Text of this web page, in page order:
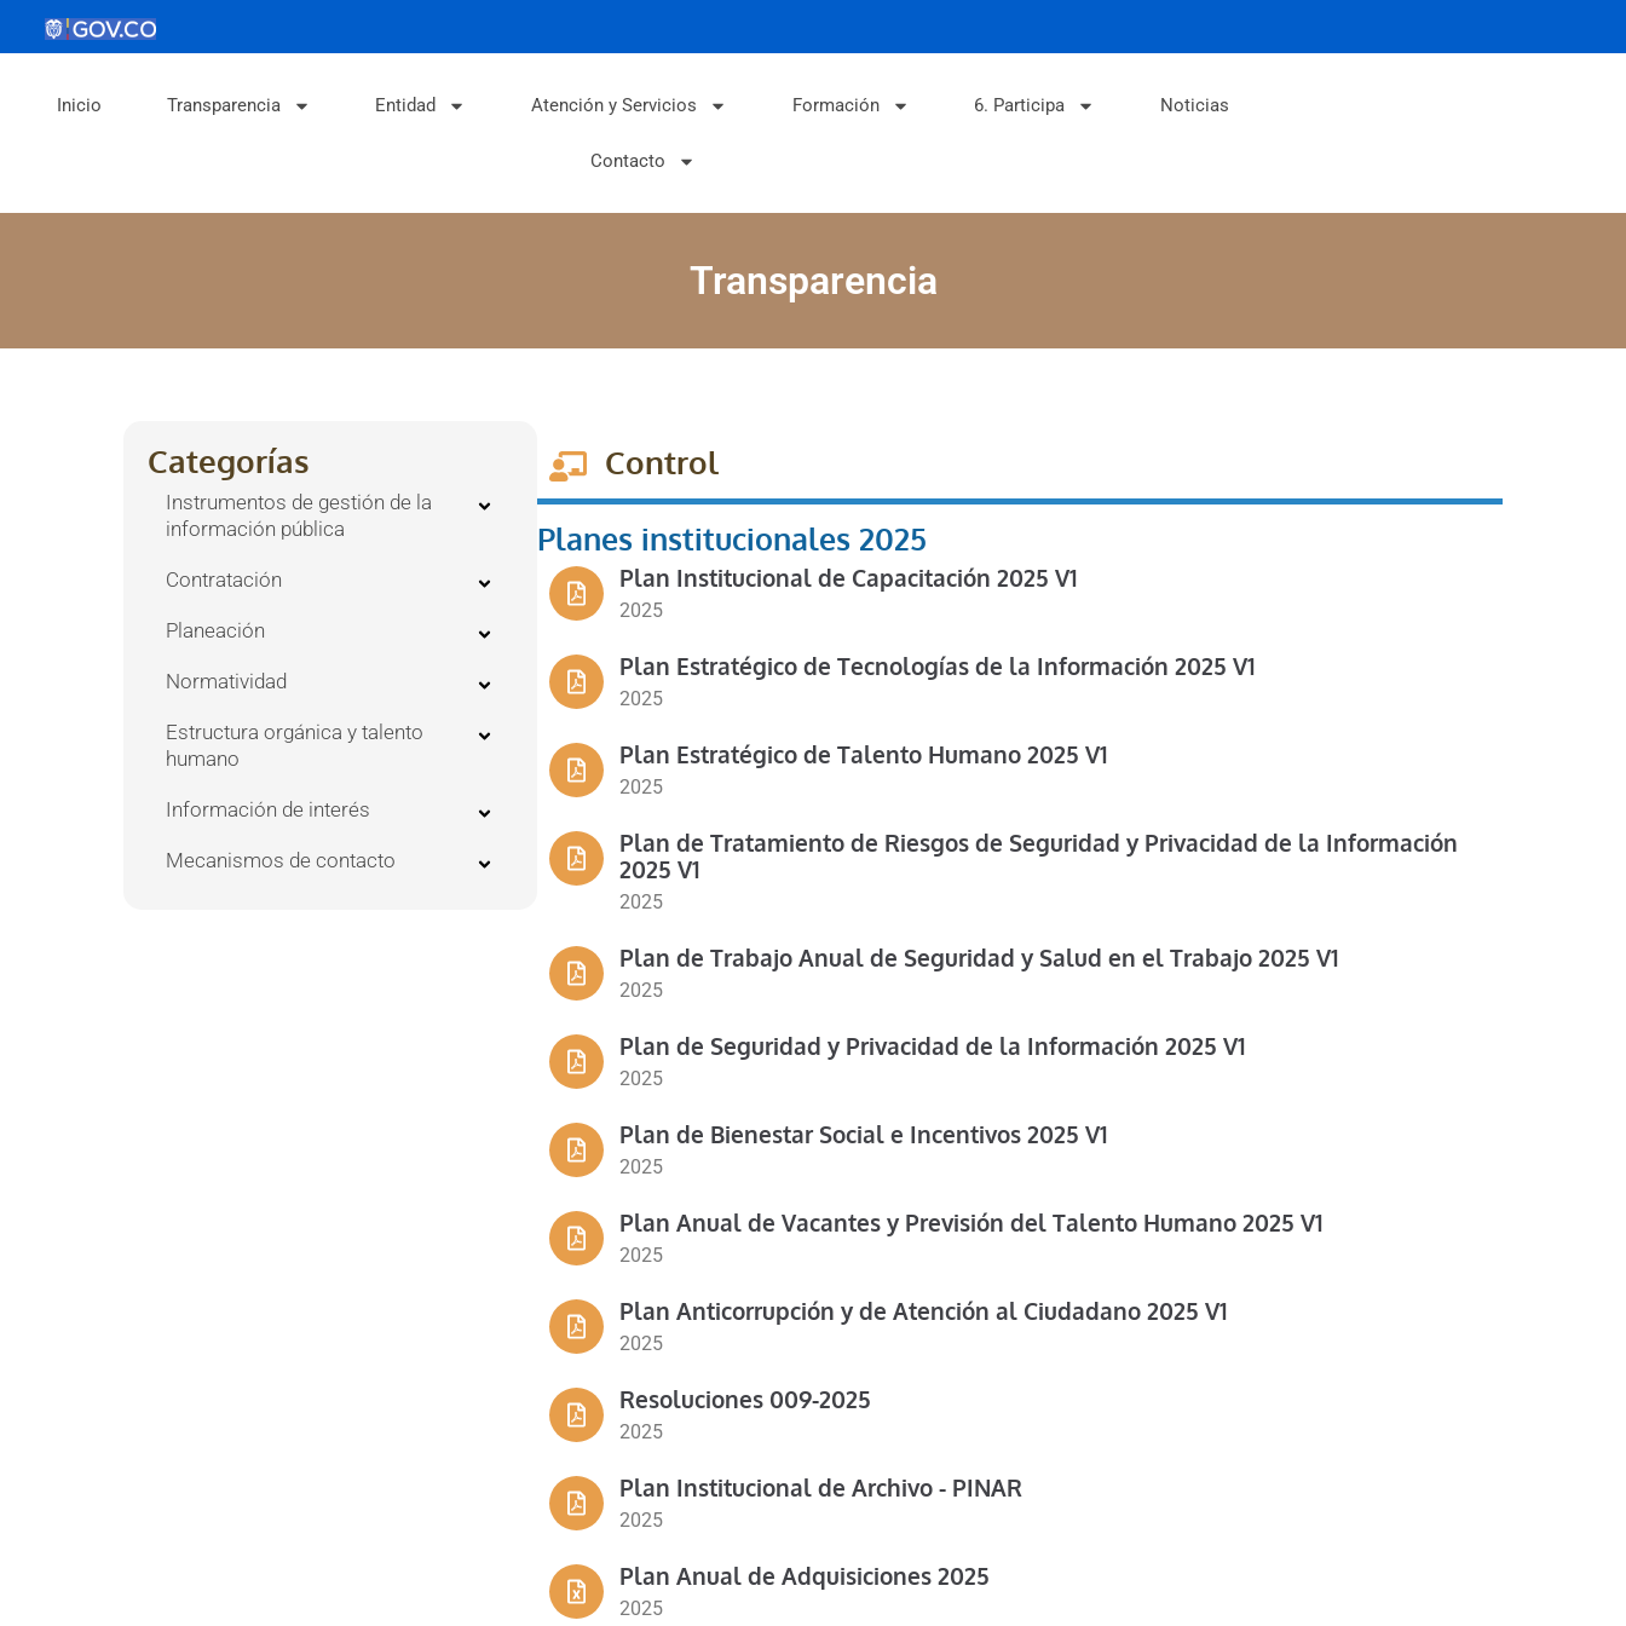
Inicio Transparencia Entidad Atención y Servicios Formación 6. Participa Noticias
Contacto
Transparencia
Categorías
Instrumentos de gestión de la
información pública
Contratación
Planeación
Normatividad
Estructura orgánica y talento
humano
Información de interés
Mecanismos de contacto
Control
Planes institucionales 2025
Plan Institucional de Capacitación 2025 V1
2025
Plan Estratégico de Tecnologías de la Información 2025 V1
2025
Plan Estratégico de Talento Humano 2025 V1
2025
Plan de Tratamiento de Riesgos de Seguridad y Privacidad de la Información
2025 V1
2025
Plan de Trabajo Anual de Seguridad y Salud en el Trabajo 2025 V1
2025
Plan de Seguridad y Privacidad de la Información 2025 V1
2025
Plan de Bienestar Social e Incentivos 2025 V1
2025
Plan Anual de Vacantes y Previsión del Talento Humano 2025 V1
2025
Plan Anticorrupción y de Atención al Ciudadano 2025 V1
2025
Resoluciones 009-2025
2025
Plan Institucional de Archivo - PINAR
2025
Plan Anual de Adquisiciones 2025
2025